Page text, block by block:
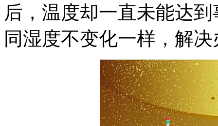
后，温度却一直未能达
同湿度不变化一样，解